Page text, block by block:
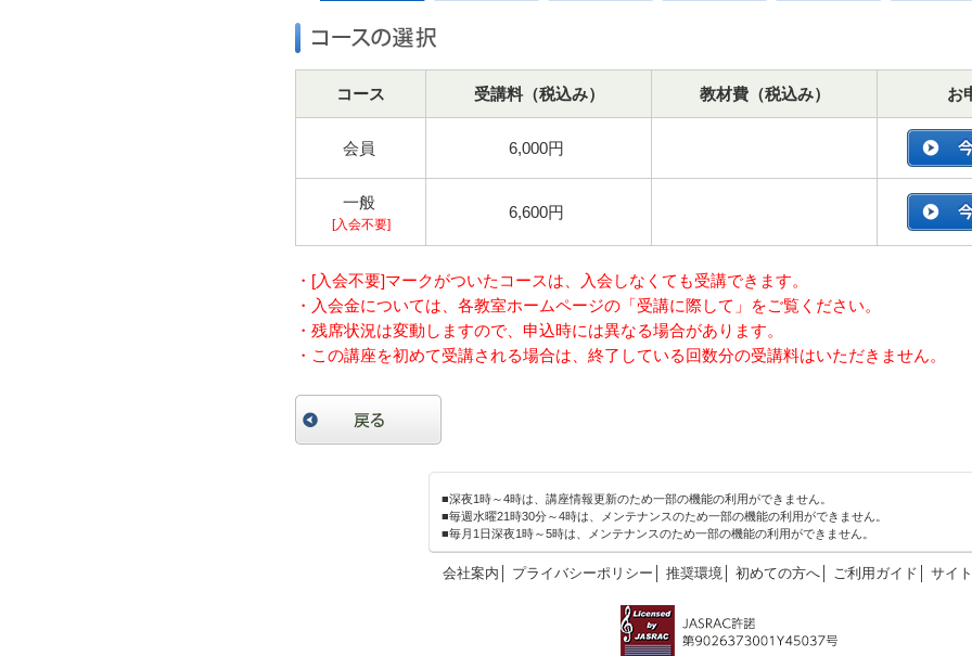
コース 受講料（税込み） 教材費（税込み） お
会員 6,000円
一般
[入会不要]
6,600円
・[入会不要]マークがついたコースは、入会しなくても受講できます。
・入会金については、各教室ホームページの「受講に際して」をご覧ください。
・残席状況は変動しますので、申込時には異なる場合があります。
・この講座を初めて受講される場合は、終了している回数分の受講料はいただきません。
■深夜1時～4時は、講座情報更新のため一部の機能の利用ができません。
■毎週水曜21時30分～4時は、メンテナンスのため一部の機能の利用ができません。
■毎月1日深夜1時～5時は、メンテナンスのため一部の機能の利用ができません。
会社案内 プライバシーポリシー 推奨環境 初めての方へ ご利用ガイド サイ